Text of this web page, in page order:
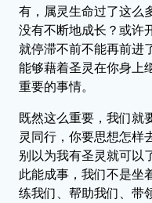
有，属灵生命过了这么
没有不断地成长？或许
就停滞不前不能再前进
能够藉着圣灵在你身上
重要的事情。
既然这么重要，我们就
灵同行，你要思想怎样
别以为我有圣灵就可以
此能成事，我们不是坐
练我们、帮助我们、带